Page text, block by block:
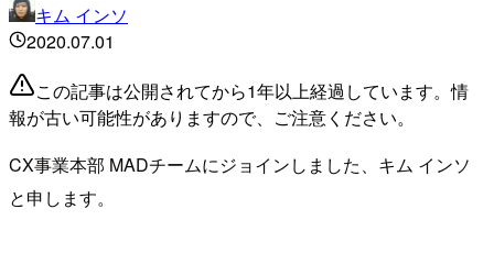
キム インソ
2020.07.01
この記事は公開されてから1年以上経過しています。情
報が古い可能性がありますので、ご注意ください。
CX事業本部 MADチームにジョインしました、キム インソ
と申します。